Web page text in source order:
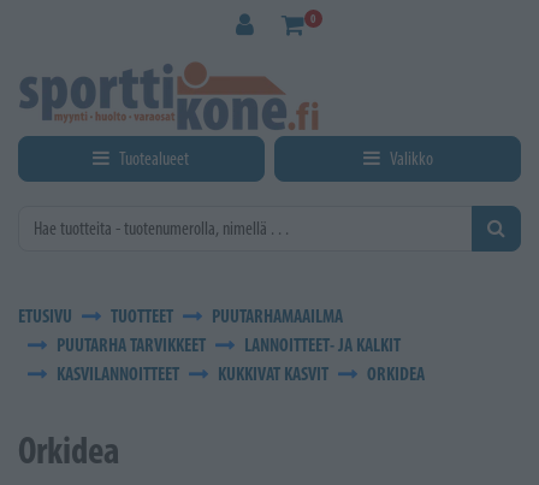
0
Tuotealueet Valikko
ETUSIVU TUOTTEET
PUUTARHAMAAILMA
PUUTARHA TARVIKKEET
LANNOITTEET- JA KALKIT
KASVILANNOITTEET
KUKKIVAT KASVIT ORKIDEA
Orkidea